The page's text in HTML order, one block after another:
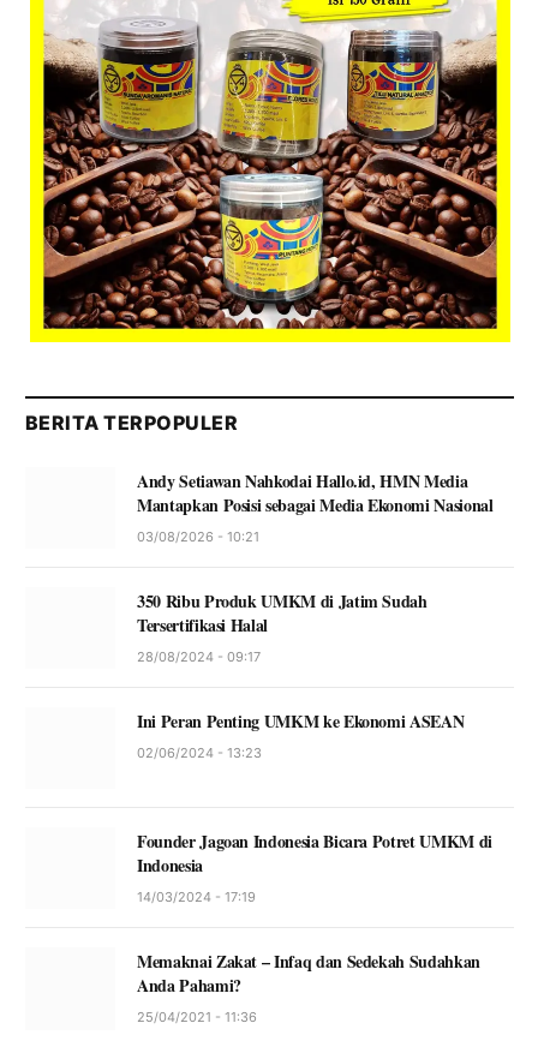
BERITA TERPOPULER
Andy Setiawan Nahkodai Hallo.id, HMN Media
Mantapkan Posisi sebagai Media Ekonomi Nasional
03/08/2026 - 10:21
350 Ribu Produk UMKM di Jatim Sudah
Tersertifikasi Halal
28/08/2024 - 09:17
Ini Peran Penting UMKM ke Ekonomi ASEAN
02/06/2024 - 13:23
Founder Jagoan Indonesia Bicara Potret UMKM di
Indonesia
14/03/2024 - 17:19
Memaknai Zakat – Infaq dan Sedekah Sudahkan
Anda Pahami?
25/04/2021 - 11:36